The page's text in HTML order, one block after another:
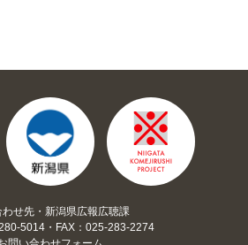
わせ先・新潟県広報広聴課
5014・FAX：025-283-2274